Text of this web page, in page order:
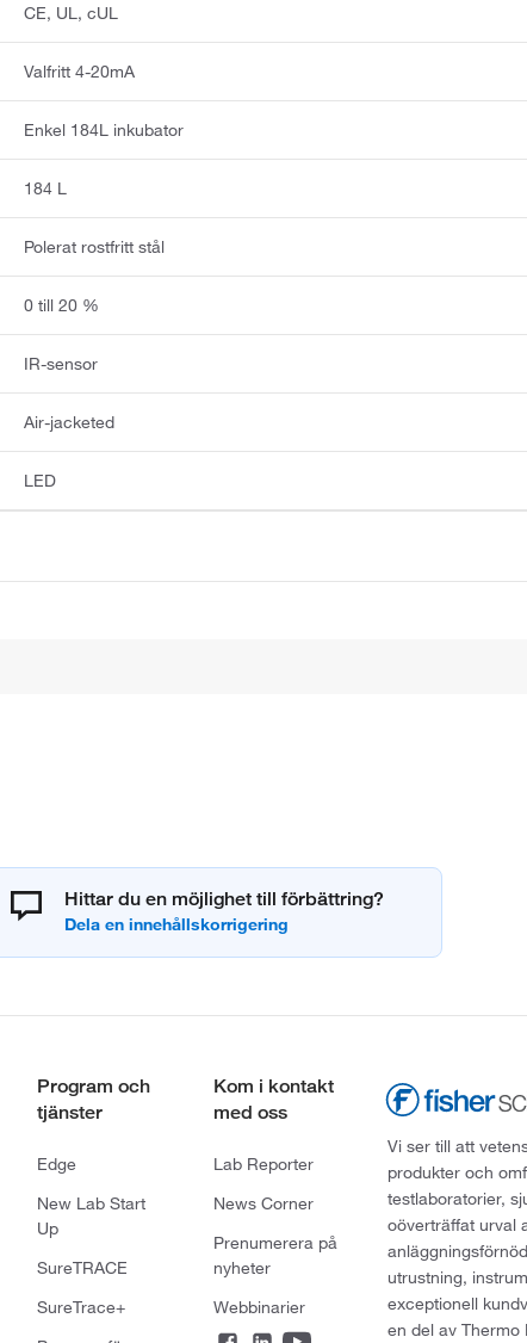
CE, UL, cUL
Valfritt 4-20mA
Enkel 184L inkubator
184 L
Polerat rostfritt stål
0 till 20 %
IR-sensor
Air-jacketed
LED
Hittar du en möjlighet till förbättring?
Program och
tjänster
Edge
New Lab Start
Up
SureTRACE
SureTrace+
Kom i kontakt
med oss
Lab Reporter
News Corner
Prenumerera på
nyheter
Webbinarier
Vi ser till att
produkter och
testlaboratorier,
oöverträffat urval
utrustning,
exceptionell
en del av Thermo